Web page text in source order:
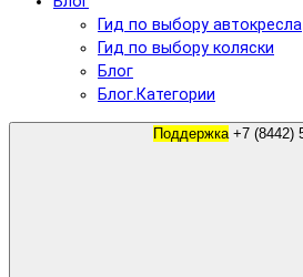
Гид по выбору автокресла
Гид по выбору коляски
Блог
Блог.Категории
Поддержка